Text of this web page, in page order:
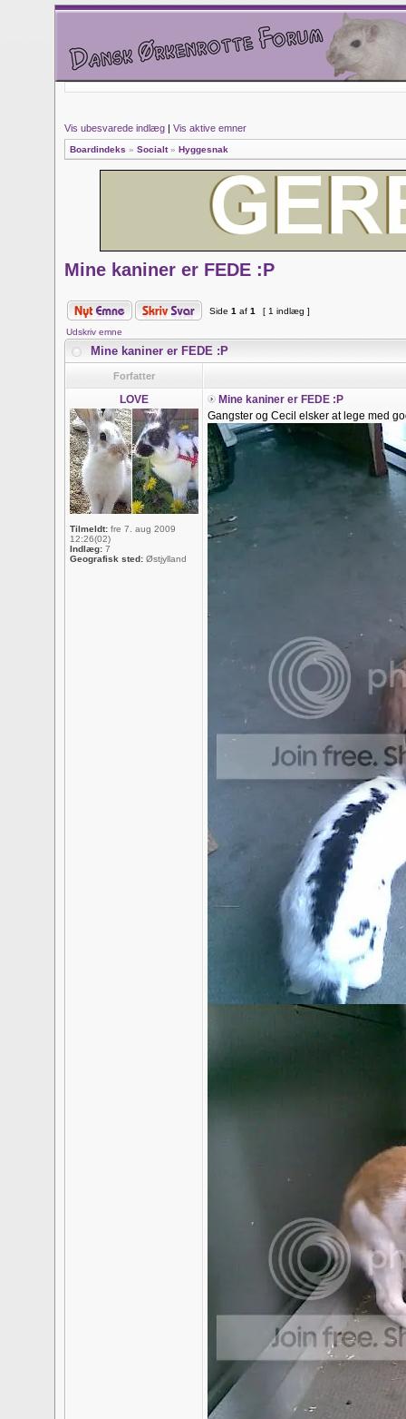
Vis ubesvarede indlæg | Vis aktive emner
Boardindeks » Socialt» Hyggesnak
Mine kaniner er FEDE :P
Side 1 af 1 [ 1 indlæg ]
Udskriv emne
Mine kaniner er FEDE :P
Forfatter
LOVE
Tilmeldt: fre 7. aug 2009
12:26(02)
Indlæg: 7
Geografisk sted: Østjylland
Mine kaniner er FEDE :P
Gangster og Cecil elsker at lege med